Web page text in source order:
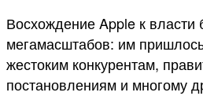
Восхождение Apple к власти
мегамасштабов: им
жестоким конкурентам,
постановлениям и многому